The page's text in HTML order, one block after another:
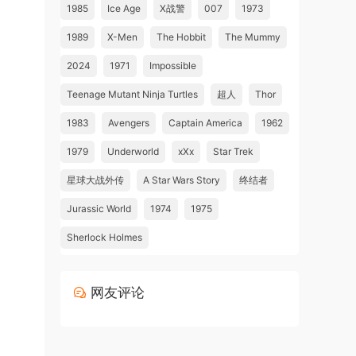
1985 Ice Age X战警 007 1973
1989 X-Men The Hobbit The Mummy
2024 1971 Impossible
Teenage Mutant Ninja Turtles 超人 Thor
1983 Avengers Captain America 1962
1979 Underworld xXx Star Trek
星球大战外传 A Star Wars Story 终结者
Jurassic World 1974 1975
Sherlock Holmes
网友评论